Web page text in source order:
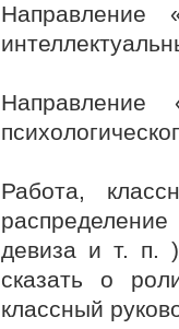
Направление
Работа,
девиза и т. п.
сказать о
классный